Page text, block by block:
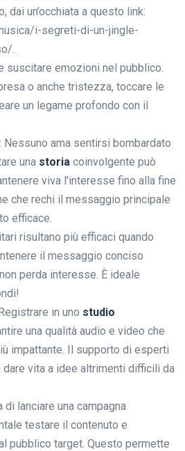
un’occhiata a questo link:
i-segreti-di-un-jingle-
.
suscitare emozioni nel pubblico.
o anche tristezza, toccare le
un legame profondo con il
: Nessuno ama sentirsi bombardato
una storia coinvolgente può
viva l’interesse fino alla fine
che rechi il messaggio principale
efficace.
risultano più efficaci quando
il messaggio conciso
perda interesse. È ideale
in uno studio
una qualità audio e video che
impattante. Il supporto di esperti
vita a idee altrimenti difficili da
di lanciare una campagna
testare il contenuto e
pubblico target. Questo permette